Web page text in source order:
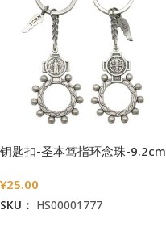
钥匙扣-圣本笃指环念珠-9.2cm
¥25.00
SKU： HS00001777